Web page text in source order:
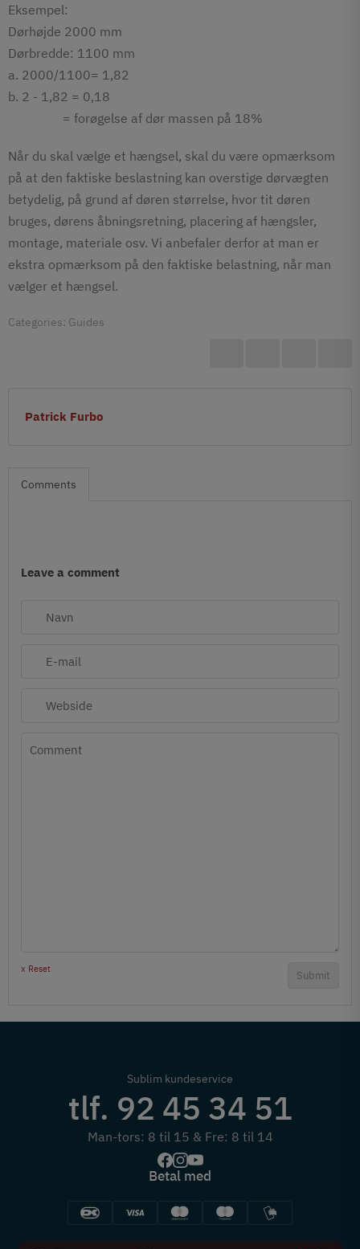
Eksempel:
Dørhøjde 2000 mm
Dørbredde: 1100 mm
a. 2000/1100= 1,82
b. 2 - 1,82 = 0,18
= forøgelse af dør massen på 18%
Når du skal vælge et hængsel, skal du være opmærksom
på at den faktiske beslastning kan overstige dørvægten
betydelig, på grund af døren størrelse, hvor tit døren
bruges, dørens åbningsretning, placering af hængsler,
montage, materiale osv. Vi anbefaler derfor at man er
ekstra opmærksom på den faktiske belastning, når man
vælger et hængsel.
Categories: Guides
Patrick Furbo
Comments
Leave a comment
x Reset Submit
Sublim kundeservice
tlf. 92 45 34 51
Man-tors: 8 til 15 & Fre: 8 til 14
Betal med